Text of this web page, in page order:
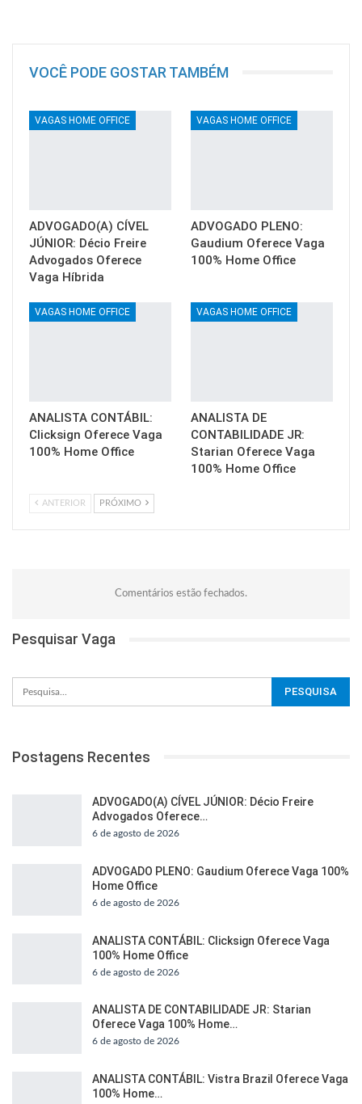
VOCÊ PODE GOSTAR TAMBÉM
VAGAS HOME OFFICE
ADVOGADO(A) CÍVEL
JÚNIOR: Décio Freire
Advogados Oferece
Vaga Híbrida
VAGAS HOME OFFICE
ADVOGADO PLENO:
Gaudium Oferece Vaga
100% Home Office
VAGAS HOME OFFICE
ANALISTA CONTÁBIL:
Clicksign Oferece Vaga
100% Home Office
VAGAS HOME OFFICE
ANALISTA DE
CONTABILIDADE JR:
Starian Oferece Vaga
100% Home Office
ANTERIOR PRÓXIMO
Comentários estão fechados.
Pesquisar Vaga
Postagens Recentes
ADVOGADO(A) CÍVEL JÚNIOR: Décio Freire
Advogados Oferece…
6 de agosto de 2026
ADVOGADO PLENO: Gaudium Oferece Vaga 100%
Home Office
6 de agosto de 2026
ANALISTA CONTÁBIL: Clicksign Oferece Vaga
100% Home Office
6 de agosto de 2026
ANALISTA DE CONTABILIDADE JR: Starian
Oferece Vaga 100% Home…
6 de agosto de 2026
ANALISTA CONTÁBIL: Vistra Brazil Oferece Vaga
100% Home…